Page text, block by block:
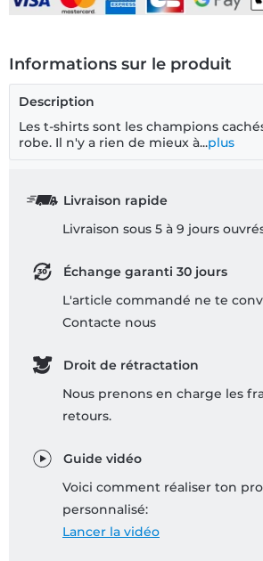
Informations sur le produit
Description
Les t-shirts sont les champions
robe. Il n'y a rien de mieux à...plus
Livraison rapide
Livraison sous 5 à 9 jours
Échange garanti 30 jours
L'article commandé ne te
Contacte nous
Droit de rétractation
Nous prenons en charge les
retours.
Guide vidéo
Voici comment réaliser ton
personnalisé:
Lancer la vidéo